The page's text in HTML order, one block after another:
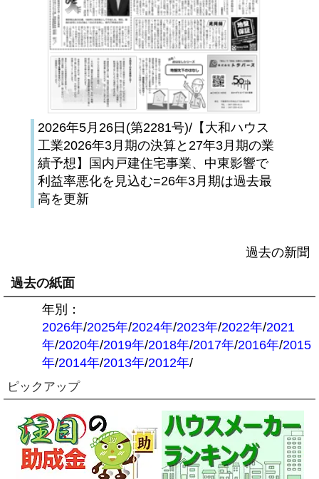
2026年5月26日(第2281号)/【大和ハウス
工業2026年3月期の決算と27年3月期の業
績予想】国内戸建住宅事業、中東影響で
利益率悪化を見込む=26年3月期は過去最
高を更新
過去の新聞
過去の紙面
年別：
2026年/2025年/2024年/2023年/2022年/2021
年/2020年/2019年/2018年/2017年/2016年/2015
年/2014年/2013年/2012年/
ピックアップ